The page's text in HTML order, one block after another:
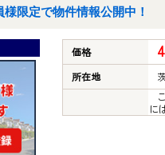
様限定で物件情報公開中！
価格
所在地
に